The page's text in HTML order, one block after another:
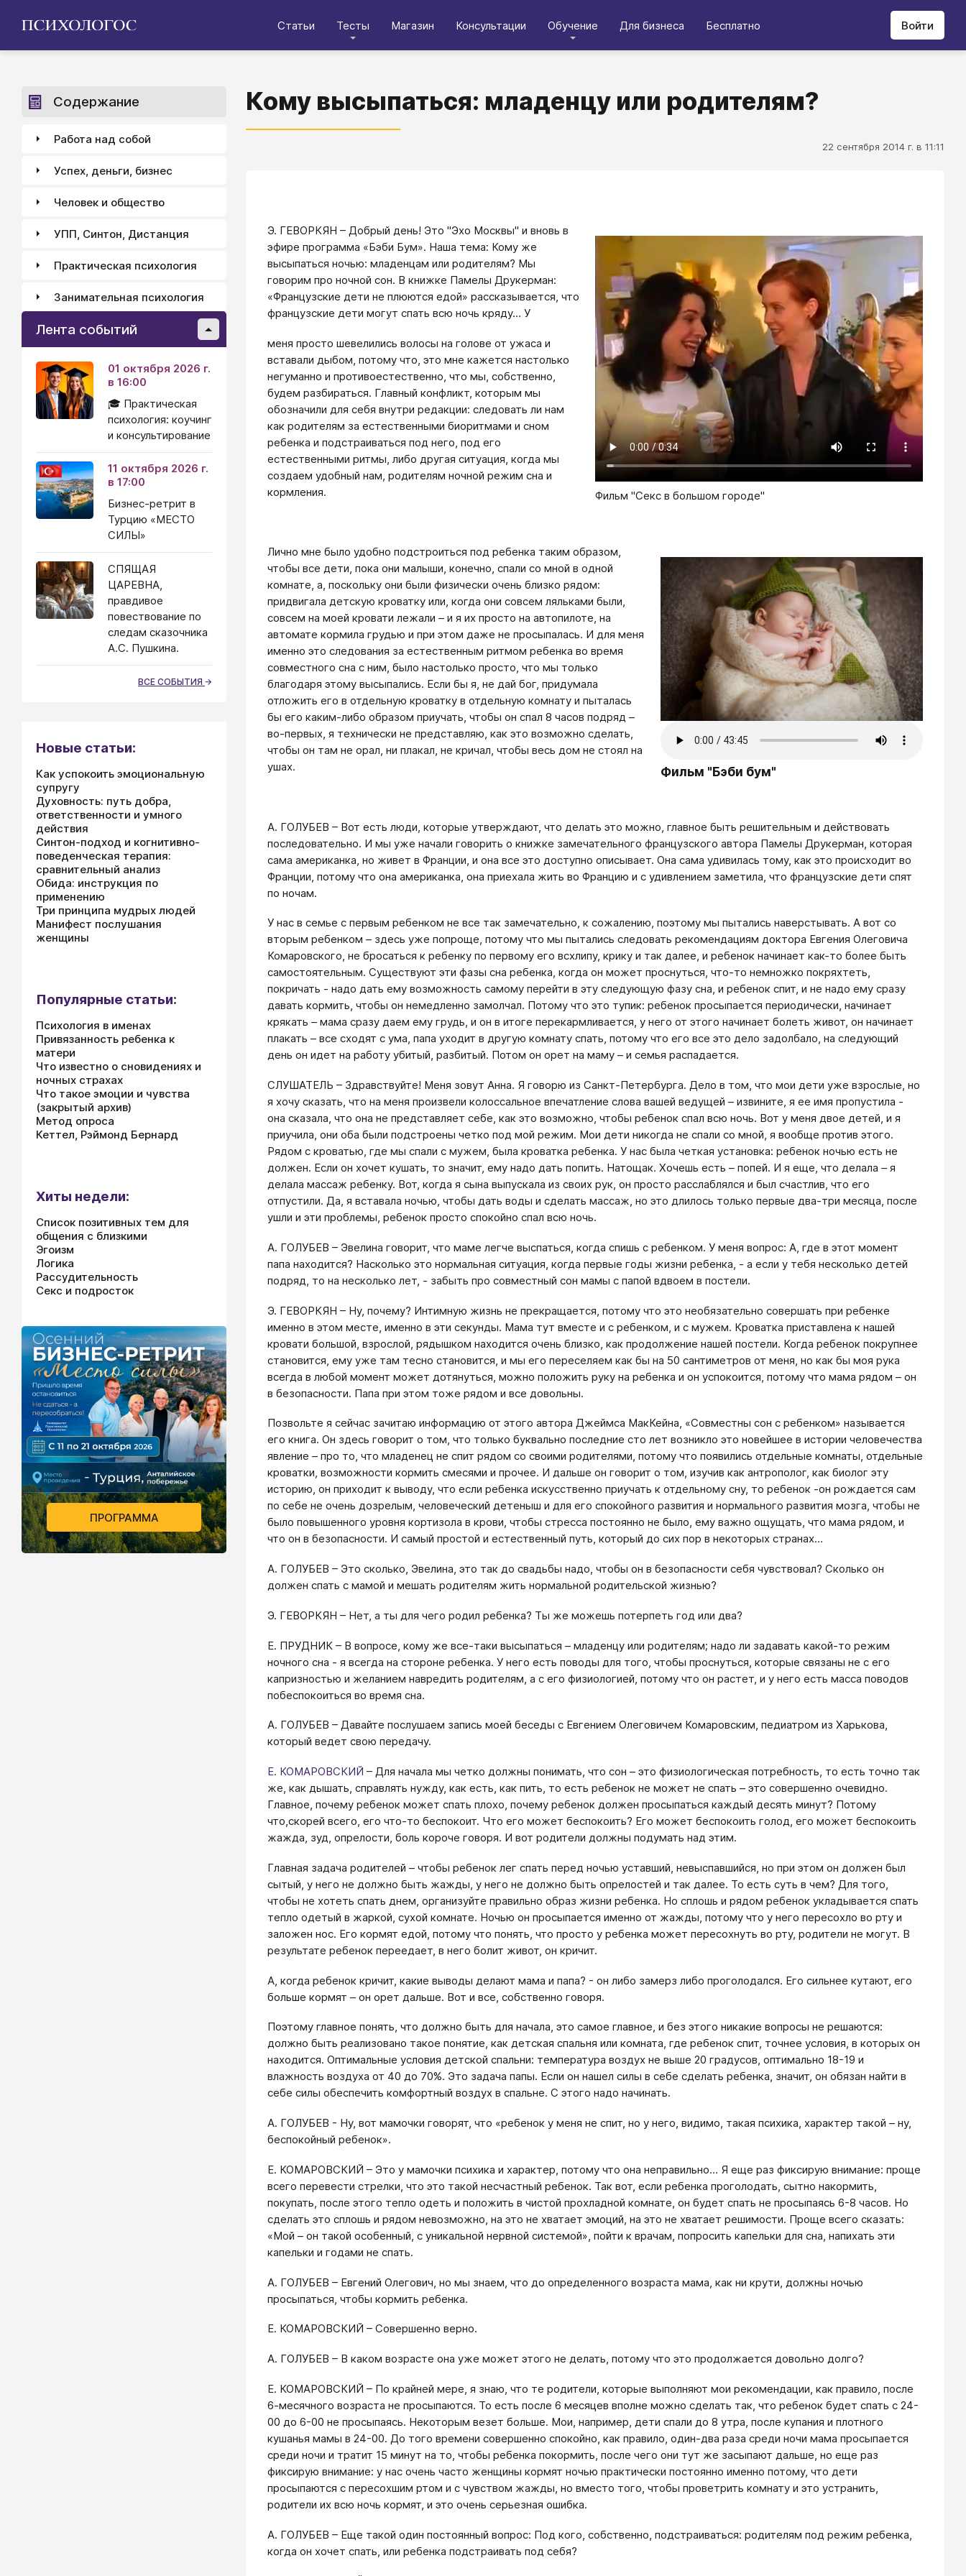
Статьи Тесты Магазин Консультации Обучение Для бизнеса Бесплатно Войти
Кому высыпаться: младенцу или родителям?
22 сентября 2014 г. в 11:11
Фильм "Секс в большом городе"
Э. ГЕВОРКЯН – Добрый день! Это "Эхо Москвы" и вновь в
эфире программа «Бэби Бум». Наша тема: Кому же
высыпаться ночью: младенцам или родителям? Мы
говорим про ночной сон. В книжке Памелы Друкерман:
«Французские дети не плюются едой» рассказывается, что
французские дети могут спать всю ночь кряду… У
меня просто шевелились волосы на голове от ужаса и
вставали дыбом, потому что, это мне кажется настолько
негуманно и противоестественно, что мы, собственно,
будем разбираться. Главный конфликт, которым мы
обозначили для себя внутри редакции: следовать ли нам
как родителям за естественными биоритмами и сном
ребенка и подстраиваться под него, под его
естественными ритмы, либо другая ситуация, когда мы
создаем удобный нам, родителям ночной режим сна и
кормления.
Фильм "Бэби бум"
Лично мне было удобно подстроиться под ребенка таким образом,
чтобы все дети, пока они малыши, конечно, спали со мной в одной
комнате, а, поскольку они были физически очень близко рядом:
придвигала детскую кроватку или, когда они совсем ляльками были,
совсем на моей кровати лежали – и я их просто на автопилоте, на
автомате кормила грудью и при этом даже не просыпалась. И для меня
именно это следования за естественным ритмом ребенка во время
совместного сна с ним, было настолько просто, что мы только
благодаря этому высыпались. Если бы я, не дай бог, придумала
отложить его в отдельную кроватку в отдельную комнату и пыталась
бы его каким-либо образом приучать, чтобы он спал 8 часов подряд –
во-первых, я технически не представляю, как это возможно сделать,
чтобы он там не орал, ни плакал, не кричал, чтобы весь дом не стоял на
ушах.
А. ГОЛУБЕВ – Вот есть люди, которые утверждают, что делать это можно, главное быть решительным и действовать
последовательно. И мы уже начали говорить о книжке замечательного французского автора Памелы Друкерман, которая
сама американка, но живет в Франции, и она все это доступно описывает. Она сама удивилась тому, как это происходит во
Франции, потому что она американка, она приехала жить во Францию и с удивлением заметила, что французские дети спят
по ночам.
У нас в семье с первым ребенком не все так замечательно, к сожалению, поэтому мы пытались наверстывать. А вот со
вторым ребенком – здесь уже попроще, потому что мы пытались следовать рекомендациям доктора Евгения Олеговича
Комаровского, не бросаться к ребенку по первому его всхлипу, крику и так далее, и ребенок начинает как-то более быть
самостоятельным. Существуют эти фазы сна ребенка, когда он может проснуться, что-то немножко покряхтеть,
покричать - надо дать ему возможность самому перейти в эту следующую фазу сна, и ребенок спит, и не надо ему сразу
давать кормить, чтобы он немедленно замолчал. Потому что это тупик: ребенок просыпается периодически, начинает
крякать – мама сразу даем ему грудь, и он в итоге перекармливается, у него от этого начинает болеть живот, он начинает
плакать – все сходят с ума, папа уходит в другую комнату спать, потому что его все это дело задолбало, на следующий
день он идет на работу убитый, разбитый. Потом он орет на маму – и семья распадается.
СЛУШАТЕЛЬ – Здравствуйте! Меня зовут Анна. Я говорю из Санкт-Петербурга. Дело в том, что мои дети уже взрослые, но
я хочу сказать, что на меня произвели колоссальное впечатление слова вашей ведущей – извините, я ее имя пропустила -
она сказала, что она не представляет себе, как это возможно, чтобы ребенок спал всю ночь. Вот у меня двое детей, и я
приучила, они оба были подстроены четко под мой режим. Мои дети никогда не спали со мной, я вообще против этого.
Рядом с кроватью, где мы спали с мужем, была кроватка ребенка. У нас была четкая установка: ребенок ночью есть не
должен. Если он хочет кушать, то значит, ему надо дать попить. Натощак. Хочешь есть – попей. И я еще, что делала – я
делала массаж ребенку. Вот, когда я сына выпускала из своих рук, он просто расслаблялся и был счастлив, что его
отпустили. Да, я вставала ночью, чтобы дать воды и сделать массаж, но это длилось только первые два-три месяца, после
ушли и эти проблемы, ребенок просто спокойно спал всю ночь.
А. ГОЛУБЕВ – Эвелина говорит, что маме легче выспаться, когда спишь с ребенком. У меня вопрос: А, где в этот момент
папа находится? Насколько это нормальная ситуация, когда первые годы жизни ребенка, - а если у тебя несколько детей
подряд, то на несколько лет, - забыть про совместный сон мамы с папой вдвоем в постели.
Э. ГЕВОРКЯН – Ну, почему? Интимную жизнь не прекращается, потому что это необязательно совершать при ребенке
именно в этом месте, именно в эти секунды. Мама тут вместе и с ребенком, и с мужем. Кроватка приставлена к нашей
кровати большой, взрослой, рядышком находится очень близко, как продолжение нашей постели. Когда ребенок покрупнее
становится, ему уже там тесно становится, и мы его переселяем как бы на 50 сантиметров от меня, но как бы моя рука
всегда в любой момент может дотянуться, можно положить руку на ребенка и он успокоится, потому что мама рядом – он
в безопасности. Папа при этом тоже рядом и все довольны.
Позвольте я сейчас зачитаю информацию от этого автора Джеймса МакКейна, «Совместны сон с ребенком» называется
его книга. Он здесь говорит о том, что только буквально последние сто лет возникло это новейшее в истории человечества
явление – про то, что младенец не спит рядом со своими родителями, потому что появились отдельные комнаты, отдельные
кроватки, возможности кормить смесями и прочее. И дальше он говорит о том, изучив как антрополог, как биолог эту
историю, он приходит к выводу, что если ребенка искусственно приучать к отдельному сну, то ребенок -он рождается сам
по себе не очень дозрелым, человеческий детеныш и для его спокойного развития и нормального развития мозга, чтобы не
было повышенного уровня кортизола в крови, чтобы стресса постоянно не было, ему важно ощущать, что мама рядом, и
что он в безопасности. И самый простой и естественный путь, который до сих пор в некоторых странах…
А. ГОЛУБЕВ – Это сколько, Эвелина, это так до свадьбы надо, чтобы он в безопасности себя чувствовал? Сколько он
должен спать с мамой и мешать родителям жить нормальной родительской жизнью?
Э. ГЕВОРКЯН – Нет, а ты для чего родил ребенка? Ты же можешь потерпеть год или два?
Е. ПРУДНИК – В вопросе, кому же все-таки высыпаться – младенцу или родителям; надо ли задавать какой-то режим
ночного сна - я всегда на стороне ребенка. У него есть поводы для того, чтобы проснуться, которые связаны не с его
капризностью и желанием навредить родителям, а с его физиологией, потому что он растет, и у него есть масса поводов
побеспокоиться во время сна.
А. ГОЛУБЕВ – Давайте послушаем запись моей беседы с Евгением Олеговичем Комаровским, педиатром из Харькова,
который ведет свою передачу.
Е. КОМАРОВСКИЙ – Для начала мы четко должны понимать, что сон – это физиологическая потребность, то есть точно так
же, как дышать, справлять нужду, как есть, как пить, то есть ребенок не может не спать – это совершенно очевидно.
Главное, почему ребенок может спать плохо, почему ребенок должен просыпаться каждый десять минут? Потому
что,скорей всего, его что-то беспокоит. Что его может беспокоить? Его может беспокоить голод, его может беспокоить
жажда, зуд, опрелости, боль короче говоря. И вот родители должны подумать над этим.
Главная задача родителей – чтобы ребенок лег спать перед ночью уставший, невыспавшийся, но при этом он должен был
сытый, у него не должно быть жажды, у него не должно быть опрелостей и так далее. То есть суть в чем? Для того,
чтобы не хотеть спать днем, организуйте правильно образ жизни ребенка. Но сплошь и рядом ребенок укладывается спать
тепло одетый в жаркой, сухой комнате. Ночью он просыпается именно от жажды, потому что у него пересохло во рту и
заложен нос. Его кормят едой, потому что понять, что просто у ребенка может пересохнуть во рту, родители не могут. В
результате ребенок переедает, в него болит живот, он кричит.
А, когда ребенок кричит, какие выводы делают мама и папа? - он либо замерз либо проголодался. Его сильнее кутают, его
больше кормят – он орет дальше. Вот и все, собственно говоря.
Поэтому главное понять, что должно быть для начала, это самое главное, и без этого никакие вопросы не решаются:
должно быть реализовано такое понятие, как детская спальня или комната, где ребенок спит, точнее условия, в которых он
находится. Оптимальные условия детской спальни: температура воздух не выше 20 градусов, оптимально 18-19 и
влажность воздуха от 40 до 70%. Это задача папы. Если он нашел силы в себе сделать ребенка, значит, он обязан найти в
себе силы обеспечить комфортный воздух в спальне. С этого надо начинать.
А. ГОЛУБЕВ - Ну, вот мамочки говорят, что «ребенок у меня не спит, но у него, видимо, такая психика, характер такой – ну,
беспокойный ребенок».
Е. КОМАРОВСКИЙ – Это у мамочки психика и характер, потому что она неправильно… Я еще раз фиксирую внимание: проще
всего перевести стрелки, что это такой несчастный ребенок. Так вот, если ребенка проголодать, сытно накормить,
покупать, после этого тепло одеть и положить в чистой прохладной комнате, он будет спать не просыпаясь 6-8 часов. Но
сделать это сплошь и рядом невозможно, на это не хватает эмоций, на это не хватает решимости. Проще всего сказать:
«Мой – он такой особенный, с уникальной нервной системой», пойти к врачам, попросить капельки для сна, напихать эти
капельки и годами не спать.
А. ГОЛУБЕВ – Евгений Олегович, но мы знаем, что до определенного возраста мама, как ни крути, должны ночью
просыпаться, чтобы кормить ребенка.
Е. КОМАРОВСКИЙ – Совершенно верно.
А. ГОЛУБЕВ – В каком возрасте она уже может этого не делать, потому что это продолжается довольно долго?
Е. КОМАРОВСКИЙ – По крайней мере, я знаю, что те родители, которые выполняют мои рекомендации, как правило, после
6-месячного возраста не просыпаются. То есть после 6 месяцев вполне можно сделать так, что ребенок будет спать с 24-
00 до 6-00 не просыпаясь. Некоторым везет больше. Мои, например, дети спали до 8 утра, после купания и плотного
кушанья мамы в 24-00. До того времени совершенно спокойно, как правило, один-два раза среди ночи мама просыпается
среди ночи и тратит 15 минут на то, чтобы ребенка покормить, после чего они тут же засыпают дальше, но еще раз
фиксирую внимание: у нас очень часто женщины кормят ночью практически постоянно именно потому, что дети
просыпаются с пересохшим ртом и с чувством жажды, но вместо того, чтобы проветрить комнату и это устранить,
родители их всю ночь кормят, и это очень серьезная ошибка.
А. ГОЛУБЕВ – Еще такой один постоянный вопрос: Под кого, собственно, подстраиваться: родителям под режим ребенка,
когда он хочет спать, или ребенка подстраивать под себя?
Содержание
Работа над собой
Успех, деньги, бизнес
Человек и общество
УПП, Синтон, Дистанция
Практическая психология
Занимательная психология
Лента событий
01 октября 2026 г.
в 16:00
🎓 Практическая
психология: коучинг
и консультирование
11 октября 2026 г.
в 17:00
Бизнес-ретрит в
Турцию «МЕСТО
СИЛЫ»
СПЯЩАЯ
ЦАРЕВНА,
правдивое
повествование по
следам сказочника
А.С. Пушкина.
ВСЕ СОБЫТИЯ
Новые статьи:
Как успокоить эмоциональную
супругу
Духовность: путь добра,
ответственности и умного
действия
Синтон-подход и когнитивно-
поведенческая терапия:
сравнительный анализ
Обида: инструкция по
применению
Три принципа мудрых людей
Манифест послушания
женщины
Популярные статьи:
Психология в именах
Привязанность ребенка к
матери
Что известно о сновидениях и
ночных страхах
Что такое эмоции и чувства
(закрытый архив)
Метод опроса
Кеттел, Рэймонд Бернард
Хиты недели:
Список позитивных тем для
общения с близкими
Эгоизм
Логика
Рассудительность
Секс и подросток
ПРОГРАММА